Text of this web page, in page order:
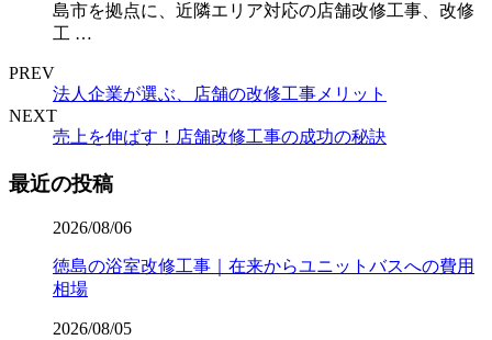
島市を拠点に、近隣エリア対応の店舗改修工事、改修
工 …
PREV
法人企業が選ぶ、店舗の改修工事メリット
NEXT
売上を伸ばす！店舗改修工事の成功の秘訣
最近の投稿
2026/08/06
徳島の浴室改修工事｜在来からユニットバスへの費用
相場
2026/08/05